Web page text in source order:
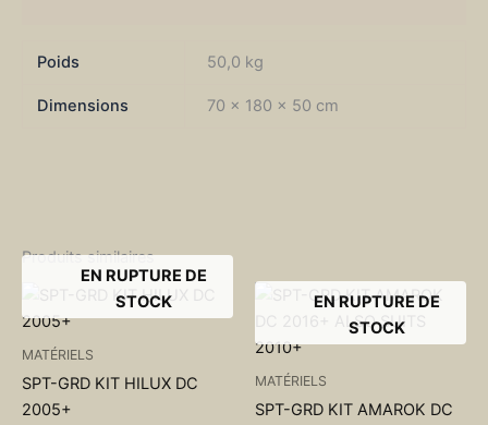
Poids 50,0 kg
Dimensions 70 × 180 × 50 cm
Produits similaires
EN RUPTURE DE
STOCK
MATÉRIELS
SPT-GRD KIT HILUX DC
2005+
EN RUPTURE DE
STOCK
MATÉRIELS
SPT-GRD KIT AMAROK DC